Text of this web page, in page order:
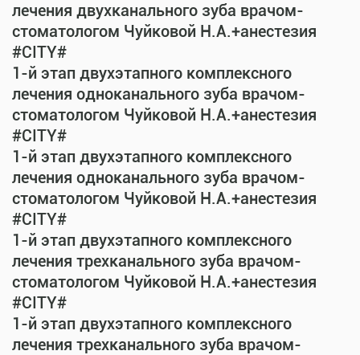
лечения двухканального зуба врачом-
стоматологом Чуйковой Н.А.+анестезия
#CITY#
1-й этап двухэтапного комплексного
лечения одноканального зуба врачом-
стоматологом Чуйковой Н.А.+анестезия
#CITY#
1-й этап двухэтапного комплексного
лечения одноканального зуба врачом-
стоматологом Чуйковой Н.А.+анестезия
#CITY#
1-й этап двухэтапного комплексного
лечения трехканального зуба врачом-
стоматологом Чуйковой Н.А.+анестезия
#CITY#
1-й этап двухэтапного комплексного
лечения трехканального зуба врачом-